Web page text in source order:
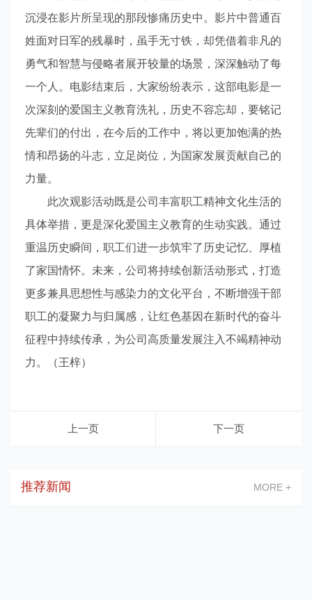
沉浸在影片所呈现的那段惨痛历史中。影片中普通百
姓面对日军的残暴时，虽手无寸铁，却凭借着非凡的
勇气和智慧与侵略者展开较量的场景，深深触动了每
一个人。电影结束后，大家纷纷表示，这部电影是一
次深刻的爱国主义教育洗礼，历史不容忘却，要铭记
先辈们的付出，在今后的工作中，将以更加饱满的热
情和昂扬的斗志，立足岗位，为国家发展贡献自己的
力量。
此次观影活动既是公司丰富职工精神文化生活的
具体举措，更是深化爱国主义教育的生动实践。通过
重温历史瞬间，职工们进一步筑牢了历史记忆、厚植
了家国情怀。未来，公司将持续创新活动形式，打造
更多兼具思想性与感染力的文化平台，不断增强干部
职工的凝聚力与归属感，让红色基因在新时代的奋斗
征程中持续传承，为公司高质量发展注入不竭精神动
力。（王梓）
上一页 下一页
推荐新闻 MORE +